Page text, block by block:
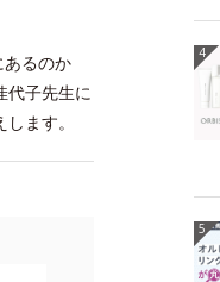
あるのか
代子先生に
ます。